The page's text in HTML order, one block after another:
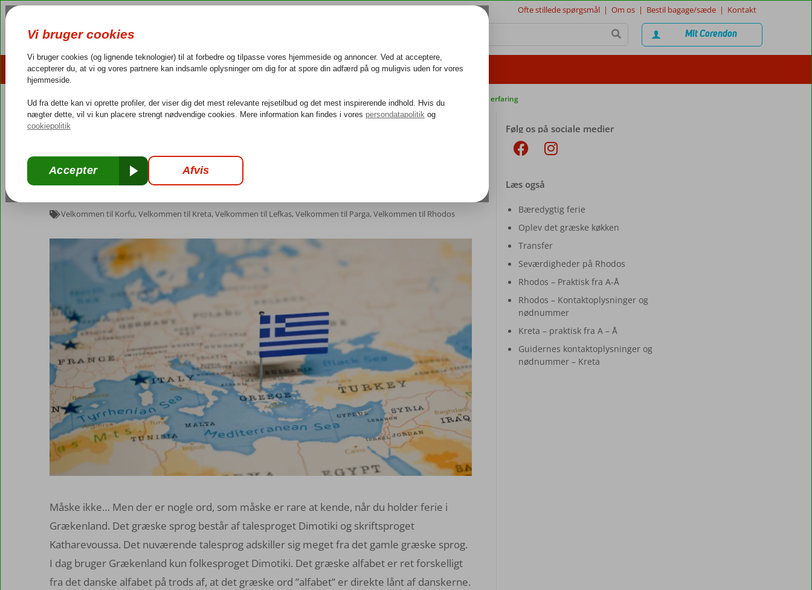
Ofte stillede spørgsmål | Om os | Bestil bagage/sæde | Kontakt
Mit Corendon
HOME REJSEMÅL HOTELTIPS REJSETIPS ALANYA BESTIL REJSE
4,3/5 på Trustpilot Dansk guideservice 40.000 danske gæster i 2024 25 års erfaring
Taler du græsk…?
Velkommen til Korfu,Velkommen til Kreta,Velkommen til Lefkas,Velkommen til Parga,Velkommen til Rhodos
Måske ikke… Men der er nogle ord, som måske er rare at kende, når du holder ferie i
Grækenland. Det græske sprog består af talesproget Dimotiki og skriftsproget
Katharevoussa. Det nuværende talesprog adskiller sig meget fra det gamle græske sprog.
I dag bruger Grækenland kun folkesproget Dimotiki. Det græske alfabet er ret forskelligt
fra det danske alfabet på trods af, at det græske ord ”alfabet” er direkte lånt af danskerne.
Følg os på sociale medier
Læs også
Bæredygtig ferie
Oplev det græske køkken
Transfer
Seværdigheder på Rhodos
Rhodos – Praktisk fra A-Å
Rhodos – Kontaktoplysninger og
nødnummer
Kreta – praktisk fra A – Å
Guidernes kontaktoplysninger og
nødnummer – Kreta